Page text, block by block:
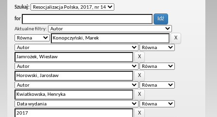
Szukaj:
for
Aktualne filtry: